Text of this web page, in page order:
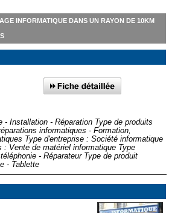
INFORMATIQUE DANS UN RAYON DE 10KM
- Installation - Réparation Type de produits
informatiques - Formation,
Type d'entreprise : Société informatique
: Vente de matériel informatique Type
- Réparateur Type de produit
- Tablette